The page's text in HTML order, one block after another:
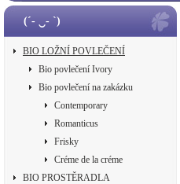
(´- ‿- `)
BIO LOŽNÍ POVLEČENÍ
Bio povlečení Ivory
Bio povlečení na zakázku
Contemporary
Romanticus
Frisky
Créme de la créme
BIO PROSTĚRADLA